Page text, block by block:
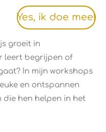
Yes, ik doe mee!
groeit in
leert begrijpen of
In mijn workshops
en ontspannen
die hen helpen in het